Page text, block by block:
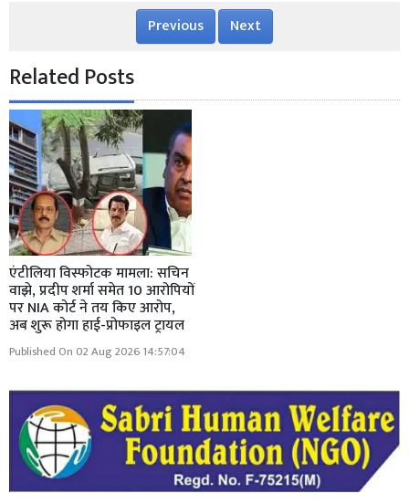
Previous Next
Related Posts
एंटीलिया विस्फोटक मामला: सचिन
वाझे, प्रदीप शर्मा समेत 10 आरोपियों
पर NIA कोर्ट ने तय किए आरोप,
अब शुरू होगा हाई-प्रोफाइल ट्रायल
Published On 02 Aug 2026 14:57:04